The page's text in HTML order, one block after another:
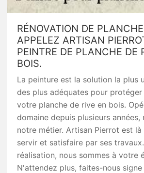
RÉNOVATION DE
APPELEZ ARTISAN
PEINTRE DE PLANCHE DE
BOIS.
La peinture est la solution la plus
des plus adéquates pour
votre planche de rive en bois.
domaine depuis plusieurs années,
notre métier. Artisan Pierrot est
servir et satisfaire par ses
réalisation, nous sommes à votre
N'attendez plus, faites-nous